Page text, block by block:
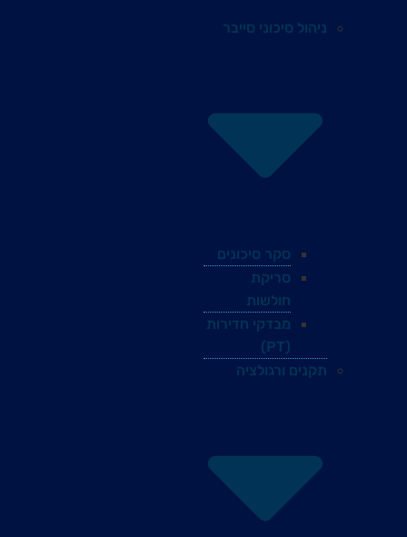
ניהול סיכוני סייבר
סקר סיכונים
סריקת
חולשות
מבדקי חדירות
(PT)
תקנים ורגולציה